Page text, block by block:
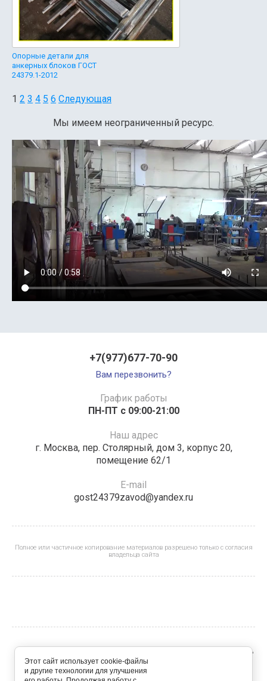
Опорные детали для
анкерных блоков ГОСТ
24379.1-2012
1 2 3 4 5 6 Следующая
Мы имеем неограниченный ресурс.
+7(977)677-70-90
Вам перезвонить?
График работы
ПН-ПТ с 09:00-21:00
Наш адрес
г. Москва, пер. Столярный, дом 3, корпус 20,
помещение 62/1
E-mail
gost24379zavod@yandex.ru
Полное или частичное копирование материалов разрешено только с согласия
владельца сайта
Все права принадлежат торговым маркам "TRUDOGOLIK"
и "Kreotip"
Этот сайт использует cookie-файлы
и другие технологии для улучшения